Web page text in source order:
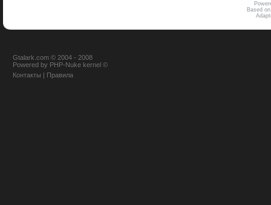
Based
Gtalark.com © 2004 - 2008
Powered by PHP-Nuke kernel ©
Контакты | Правила